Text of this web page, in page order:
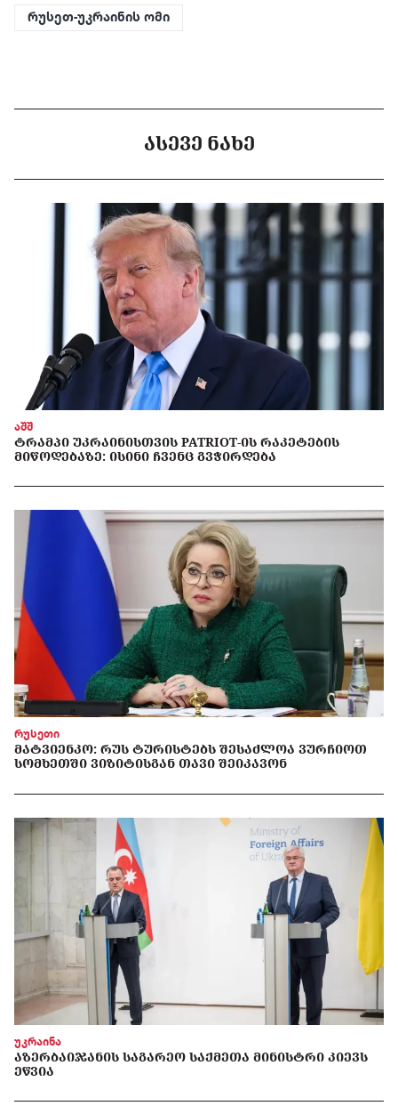
რუსეთ-უკრაინის ომი
ᲐᲡᲔᲕᲔ ᲜᲐᲮᲔ
აშშ
ᲢᲠᲐᲛᲞᲘ ᲣᲙᲠᲐᲘᲜᲘᲡᲗᲕᲘᲡ PATRIOT-ᲘᲡ ᲠᲐᲙᲔᲢᲔᲑᲘᲡ
ᲛᲘᲬᲝᲓᲔᲑᲐᲖᲔ: ᲘᲡᲘᲜᲘ ᲩᲕᲔᲜᲪ ᲒᲕᲭᲘᲠᲓᲔᲑᲐ
რუსეთი
ᲛᲐᲢᲕᲘᲔᲜᲙᲝ: ᲠᲣᲡ ᲢᲣᲠᲘᲡᲢᲔᲑᲡ ᲨᲔᲡᲐᲫᲚᲝᲐ ᲕᲣᲠᲩᲘᲝᲗ
ᲡᲝᲛᲮᲔᲗᲨᲘ ᲕᲘᲖᲘᲢᲘᲡᲒᲐᲜ ᲗᲐᲕᲘ ᲨᲔᲘᲙᲐᲕᲝᲜ
უკრაინა
ᲐᲖᲔᲠᲑᲐᲘᲯᲐᲜᲘᲡ ᲡᲐᲒᲐᲠᲔᲝ ᲡᲐᲥᲛᲔᲗᲐ ᲛᲘᲜᲘᲡᲢᲠᲘ ᲙᲘᲔᲕᲡ
ᲔᲬᲕᲘᲐ